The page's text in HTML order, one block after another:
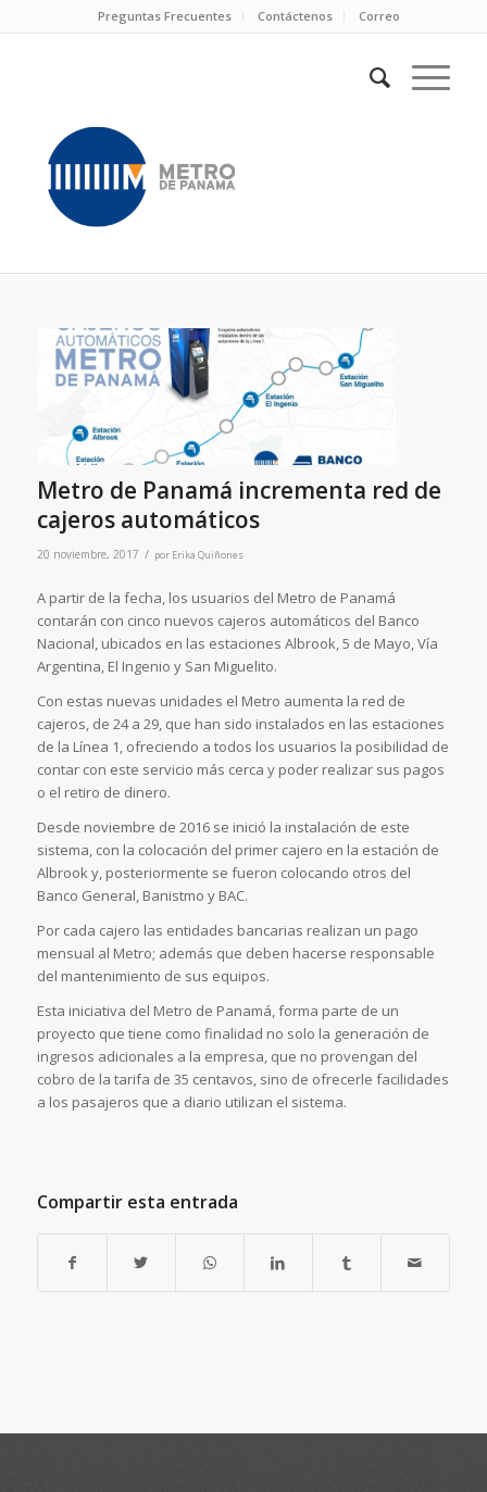
Preguntas Frecuentes Contáctenos Correo
Metro de Panamá incrementa red de
cajeros automáticos
20 noviembre, 2017 / por Erika Quiñones
A partir de la fecha, los usuarios del Metro de Panamá
contarán con cinco nuevos cajeros automáticos del Banco
Nacional, ubicados en las estaciones Albrook, 5 de Mayo, Vía
Argentina, El Ingenio y San Miguelito.
Con estas nuevas unidades el Metro aumenta la red de
cajeros, de 24 a 29, que han sido instalados en las estaciones
de la Línea 1, ofreciendo a todos los usuarios la posibilidad de
contar con este servicio más cerca y poder realizar sus pagos
o el retiro de dinero.
Desde noviembre de 2016 se inició la instalación de este
sistema, con la colocación del primer cajero en la estación de
Albrook y, posteriormente se fueron colocando otros del
Banco General, Banistmo y BAC.
Por cada cajero las entidades bancarias realizan un pago
mensual al Metro; además que deben hacerse responsable
del mantenimiento de sus equipos.
Esta iniciativa del Metro de Panamá, forma parte de un
proyecto que tiene como finalidad no solo la generación de
ingresos adicionales a la empresa, que no provengan del
cobro de la tarifa de 35 centavos, sino de ofrecerle facilidades
a los pasajeros que a diario utilizan el sistema.
Compartir esta entrada